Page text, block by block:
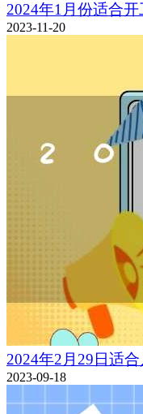
2024年1月份适合
2023-11-20
2024年2月29日适
2023-09-18